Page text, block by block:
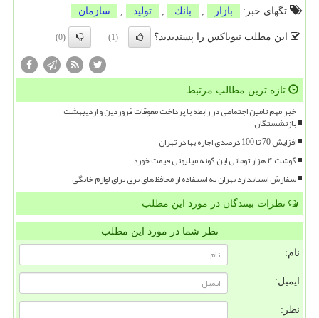
تگهای خبر: بازار بانك تولید سازمان
این مطلب نیوباکس را پسندیدید؟ (1)
(0)
تازه ترین مطالب مرتبط
خبر مهم تامین اجتماعی در رابطه با پرداخت معوقات فروردین و اردیبهشت
بازنشستگان
افزایش 70 تا 100 درصدی اجاره بها در تهران
گوشت ۴ هزار تومانی این گونه میلیونی قیمت خورد
سفارش استاندارد تهران به استفاده از محافظ های برق برای لوازم خانگی
نظرات بینندگان در مورد این مطلب
نظر شما در مورد این مطلب
نام:
ایمیل:
نظر: